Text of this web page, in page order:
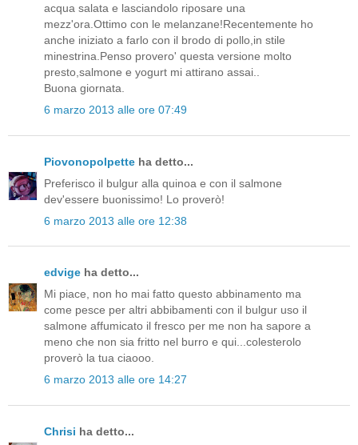
acqua salata e lasciandolo riposare una
mezz'ora.Ottimo con le melanzane!Recentemente ho
anche iniziato a farlo con il brodo di pollo,in stile
minestrina.Penso provero' questa versione molto
presto,salmone e yogurt mi attirano assai..
Buona giornata.
6 marzo 2013 alle ore 07:49
Piovonopolpette ha detto...
Preferisco il bulgur alla quinoa e con il salmone
dev'essere buonissimo! Lo proverò!
6 marzo 2013 alle ore 12:38
edvige ha detto...
Mi piace, non ho mai fatto questo abbinamento ma
come pesce per altri abbibamenti con il bulgur uso il
salmone affumicato il fresco per me non ha sapore a
meno che non sia fritto nel burro e qui...colesterolo
proverò la tua ciaooo.
6 marzo 2013 alle ore 14:27
Chrisi ha detto...